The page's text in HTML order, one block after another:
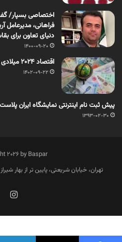
اختصاصی بسپار/
فراهانی، مدیرعامل
دنیای تعاون برای
1400-09-20
اقتصاد ۲۰۲۴ میلادی در سه سناریو
1402-09-22
پیش ثبت نام اینترنتی نمایشگاه ایران
1393-02-30
2026 by Baspar
تهران، خیابان شریعتی، پایین تر از بهار شیراز،